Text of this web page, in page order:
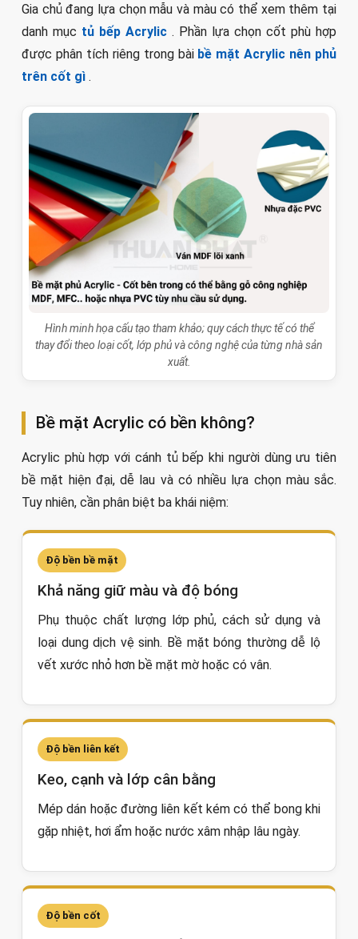
Gia chủ đang lựa chọn mẫu và màu có thể xem thêm tại
danh mục tủ bếp Acrylic . Phần lựa chọn cốt phù hợp
được phân tích riêng trong bài bề mặt Acrylic nên phủ
trên cốt gì .
Hình minh họa cấu tạo tham khảo; quy cách thực tế có thể
thay đổi theo loại cốt, lớp phủ và công nghệ của từng nhà sản
xuất.
Bề mặt Acrylic có bền không?
Acrylic phù hợp với cánh tủ bếp khi người dùng ưu tiên
bề mặt hiện đại, dễ lau và có nhiều lựa chọn màu sắc.
Tuy nhiên, cần phân biệt ba khái niệm:
Độ bền bề mặt
Khả năng giữ màu và độ bóng
Phụ thuộc chất lượng lớp phủ, cách sử dụng và
loại dung dịch vệ sinh. Bề mặt bóng thường dễ lộ
vết xước nhỏ hơn bề mặt mờ hoặc có vân.
Độ bền liên kết
Keo, cạnh và lớp cân bằng
Mép dán hoặc đường liên kết kém có thể bong khi
gặp nhiệt, hơi ẩm hoặc nước xâm nhập lâu ngày.
Độ bền cốt